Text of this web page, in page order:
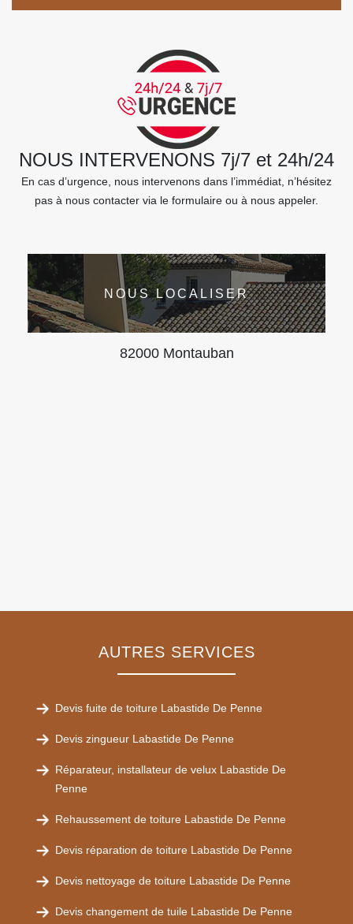
NOUS INTERVENONS 7j/7 et 24h/24
En cas d’urgence, nous intervenons dans l’immédiat, n’hésitez
pas à nous contacter via le formulaire ou à nous appeler.
NOUS LOCALISER
82000 Montauban
AUTRES SERVICES
Devis fuite de toiture Labastide De Penne
Devis zingueur Labastide De Penne
Réparateur, installateur de velux Labastide De
Penne
Rehaussement de toiture Labastide De Penne
Devis réparation de toiture Labastide De Penne
Devis nettoyage de toiture Labastide De Penne
Devis changement de tuile Labastide De Penne